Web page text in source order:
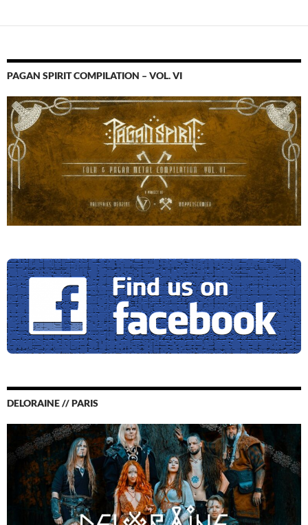
PAGAN SPIRIT COMPILATION – VOL. VI
DELORAINE // PARIS